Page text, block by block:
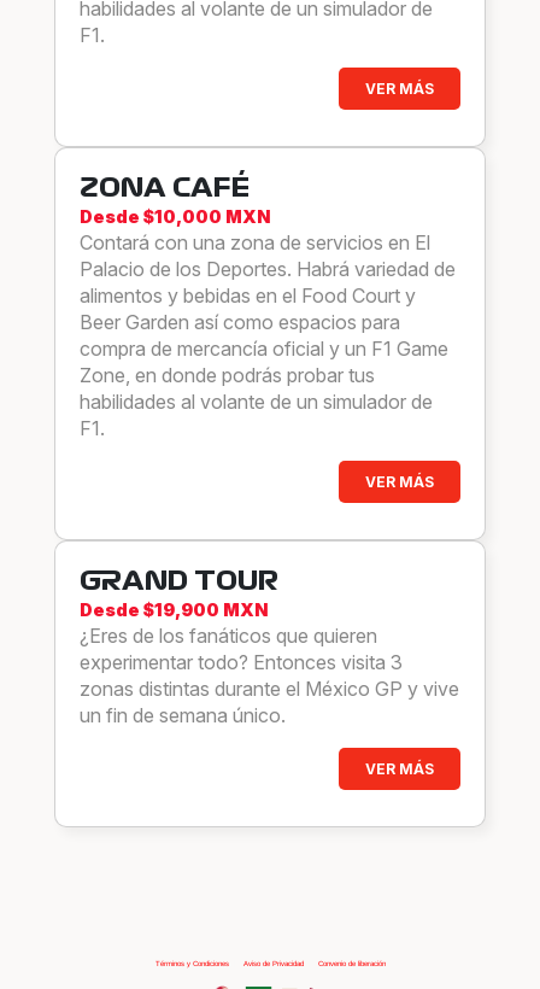
habilidades al volante de un simulador de
F1.
VER MÁS
ZONA CAFÉ
Desde $10,000 MXN
Contará con una zona de servicios en El
Palacio de los Deportes. Habrá variedad de
alimentos y bebidas en el Food Court y
Beer Garden así como espacios para
compra de mercancía oficial y un F1 Game
Zone, en donde podrás probar tus
habilidades al volante de un simulador de
F1.
VER MÁS
GRAND TOUR
Desde $19,900 MXN
¿Eres de los fanáticos que quieren
experimentar todo? Entonces visita 3
zonas distintas durante el México GP y vive
un fin de semana único.
VER MÁS
Términos y Condiciones| Aviso de Privacidad| Convenio de liberación